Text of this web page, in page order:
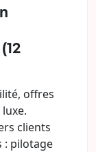
offres
clients
: pilotage